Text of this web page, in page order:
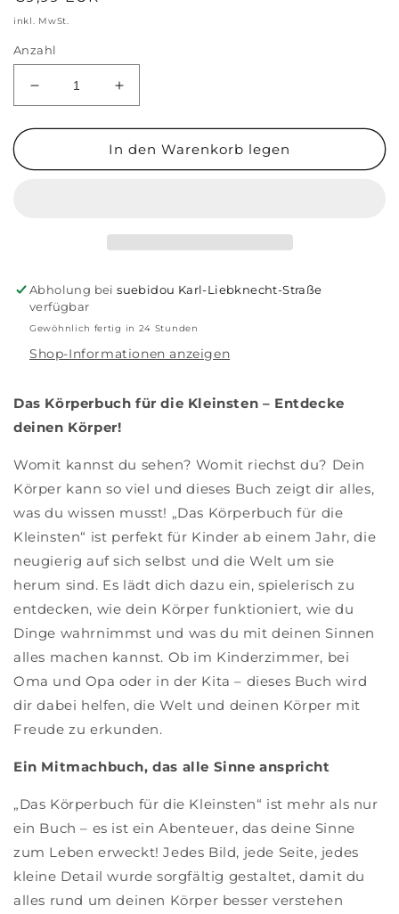
Preis
inkl. MwSt.
Anzahl
Verringere
die
Menge
Kinderbuch
Erhöhe
die
Menge
für
Kinderbuch
In den Warenkorb legen
Abholung beisuebidou Karl-Liebknecht-Straße
verfügbar
Gewöhnlich fertig in 24 Stunden
Shop-Informationen anzeigen
Das Körperbuch für die Kleinsten – Entdecke
deinen Körper!
Womit kannst du sehen? Womit riechst du? Dein
Körper kann so viel und dieses Buch zeigt dir alles,
was du wissen musst! „Das Körperbuch für die
Kleinsten“ ist perfekt für Kinder ab einem Jahr, die
neugierig auf sich selbst und die Welt um sie
herum sind. Es lädt dich dazu ein, spielerisch zu
entdecken, wie dein Körper funktioniert, wie du
Dinge wahrnimmst und was du mit deinen Sinnen
alles machen kannst. Ob im Kinderzimmer, bei
Oma und Opa oder in der Kita – dieses Buch wird
dir dabei helfen, die Welt und deinen Körper mit
Freude zu erkunden.
Ein Mitmachbuch, das alle Sinne anspricht
„Das Körperbuch für die Kleinsten“ ist mehr als nur
ein Buch – es ist ein Abenteuer, das deine Sinne
zum Leben erweckt! Jedes Bild, jede Seite, jedes
kleine Detail wurde sorgfältig gestaltet, damit du
alles rund um deinen Körper besser verstehen